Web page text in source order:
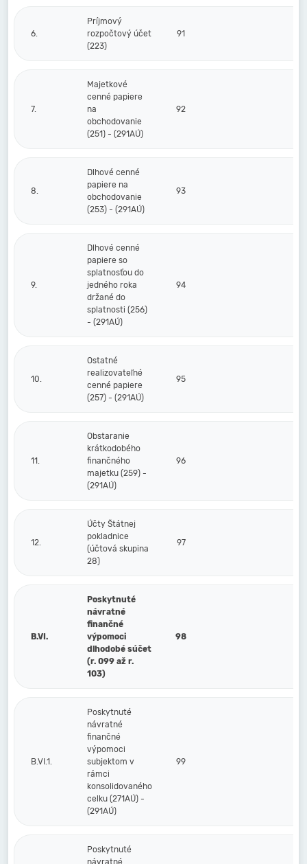
6.
Príjmový
rozpočtový účet
(223)
91
7.
Majetkové
cenné papiere
na
obchodovanie
(251) - (291AÚ)
92
8.
Dlhové cenné
papiere na
obchodovanie
(253) - (291AÚ)
93
9.
Dlhové cenné
papiere so
splatnosťou do
jedného roka
držané do
splatnosti (256)
- (291AÚ)
94
10.
Ostatné
realizovateľné
cenné papiere
(257) - (291AÚ)
95
11.
Obstaranie
krátkodobého
finančného
majetku (259) -
(291AÚ)
96
12.
Účty Štátnej
pokladnice
(účtová skupina
28)
97
B.VI.
Poskytnuté
návratné
finančné
výpomoci
dlhodobé súčet
(r. 099 až r.
103)
98
B.VI.1.
Poskytnuté
návratné
finančné
výpomoci
subjektom v
rámci
konsolidovaného
celku (271AÚ) -
(291AÚ)
99
Poskytnuté
návratné